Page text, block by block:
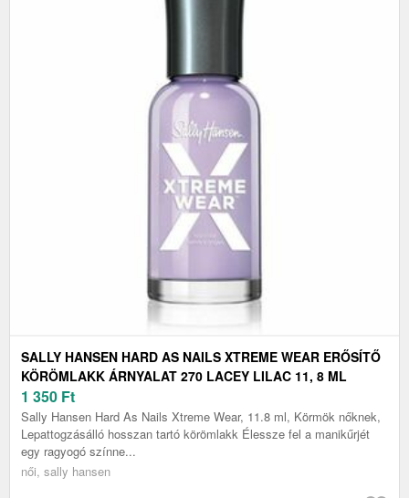
SALLY HANSEN HARD AS NAILS XTREME WEAR ERŐSÍTŐ
KÖRÖMLAKK ÁRNYALAT 270 LACEY LILAC 11, 8 ML
1 350 Ft
Sally Hansen Hard As Nails Xtreme Wear, 11.8 ml, Körmök nőknek,
Lepattogzásálló hosszan tartó körömlakk Élessze fel a manikűrjét
egy ragyogó színne...
női, sally hansen